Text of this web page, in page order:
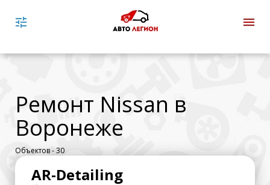
Ремонт Nissan в
Воронеже
Объектов - 30
AR-Detailing